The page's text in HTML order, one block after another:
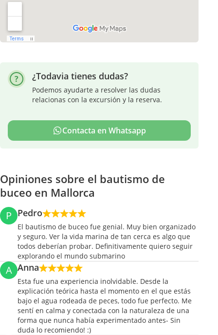
¿Todavia tienes dudas?
Podemos ayudarte a resolver las dudas
relacionas con la excursión y la reserva.
Contacta en Whatsapp
Opiniones sobre el bautismo de
buceo en Mallorca
P Pedro
El bautismo de buceo fue genial. Muy bien organizado
y seguro. Ver la vida marina de tan cerca es algo que
todos deberían probar. Definitivamente quiero seguir
explorando el mundo submarino
A Anna
Esta fue una experiencia inolvidable. Desde la
explicación teórica hasta el momento en el que estás
bajo el agua rodeada de peces, todo fue perfecto. Me
sentí en calma y conectada con la naturaleza de una
forma que nunca había experimentado antes- Sin
duda lo recomiendo! :)